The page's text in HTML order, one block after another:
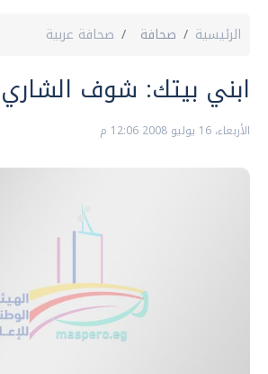
الرئيسية صحافة صحافة عربية
ابني بيتك: شوف
الأربعاء، 16 يوليو 2008 12:06 م